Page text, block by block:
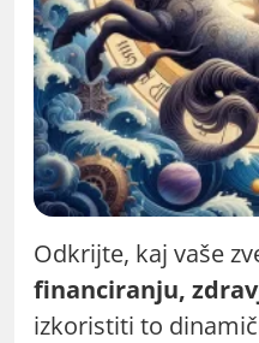
Odkrijte, kaj vaše
financiranju,
izkoristiti to